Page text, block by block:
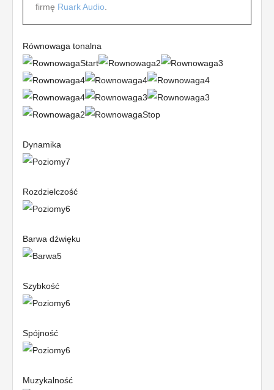
firmę Ruark Audio
Równowaga tonalna
Dynamika
Rozdzielczość
Barwa dźwięku
Szybkość
Spójność
Muzykalność